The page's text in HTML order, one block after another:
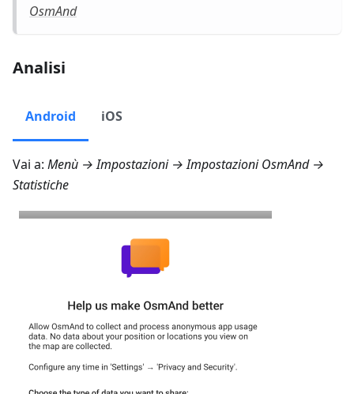
OsmAnd
Analisi
Android iOS
Vai a: Menù → Impostazioni → Impostazioni OsmAnd →
Statistiche